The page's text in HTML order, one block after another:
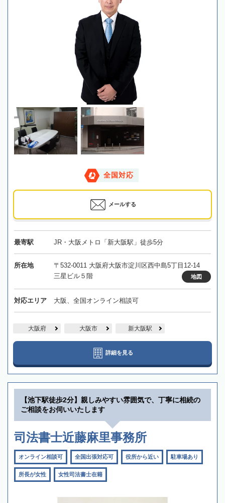
全国対応
メールする
最寄駅 JR・大阪メトロ「新大阪駅」徒歩5分
所在地
〒532-0011 大阪府大阪市淀川区西中島5丁目12-14
三星ビル５階
地図
対応エリア 大阪、全国オンライン相談可
大阪府 大阪市 新大阪駅
詳細を見る
【池下駅徒歩2分】親しみやすい雰囲気で、丁寧に相続の
ご相談をお伺いいたします
司法書士近藤麻里事務所
オンライン相談可 全国出張対応可 役所から近い 駐車場あり
所長が女性 女性司法書士在籍